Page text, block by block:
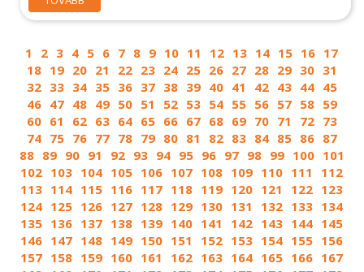
1 2 3 4 5 6 7 8 9 10 11 12 13 14 15 16 17
18 19 20 21 22 23 24 25 26 27 28 29 30 31
32 33 34 35 36 37 38 39 40 41 42 43 44 45
46 47 48 49 50 51 52 53 54 55 56 57 58 59
60 61 62 63 64 65 66 67 68 69 70 71 72 73
74 75 76 77 78 79 80 81 82 83 84 85 86 87
88 89 90 91 92 93 94 95 96 97 98 99 100 101
102 103 104 105 106 107 108 109 110 111
112
113 114 115 116 117 118 119 120 121 122 123
124 125 126 127 128 129 130 131 132 133 134
135 136 137 138 139 140 141 142 143 144 145
146 147 148 149 150 151 152 153 154 155 156
157 158 159 160 161 162 163 164 165 166 167